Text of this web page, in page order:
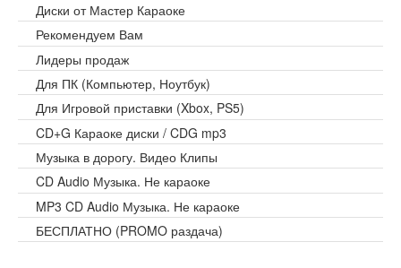
Диски от Мастер Караоке
Рекомендуем Вам
Лидеры продаж
Для ПК (Компьютер, Ноутбук)
Для Игровой приставки (Xbox, PS5)
CD+G Караоке диски / CDG mp3
Музыка в дорогу. Видео Клипы
CD Audio Музыка. Не караоке
MP3 CD Audio Музыка. Не караоке
БЕСПЛАТНО (PROMO раздача)